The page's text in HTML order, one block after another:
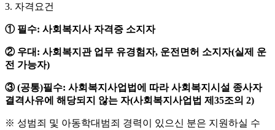
3. 자격요건
① 필수: 사회복지사 자격증 소지자
② 우대 : 사회복지관 업무 유경험자, 운전면허 소지자(실제 운
전 가능자)
③ (공통)필수: 사회복지사업법에 따라 사회복지시설 종사자
결격사유에 해당되지 않는 자(사회복지사업법 제 35조의 2)
※ 성범죄 및 아동학대범죄 경력이 있으신 분은 지원하실 수